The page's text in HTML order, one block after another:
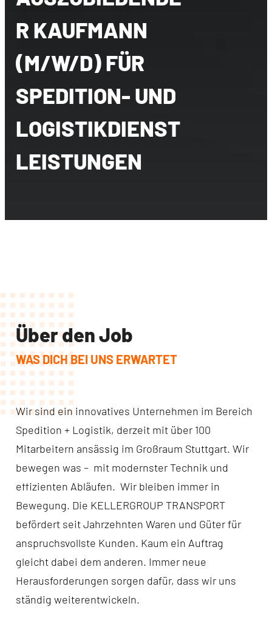
R KAUFMANN
(M/W/D) FÜR
SPEDITION- UND
LOGISTIKDIENST
LEISTUNGEN
Über den Job
WAS DICH BEI UNS ERWARTET
Wir sind ein innovatives Unternehmen im Bereich
Spedition + Logistik, derzeit mit über 100
Mitarbeitern ansässig im Großraum Stuttgart. Wir
bewegen was – mit modernster Technik und
effizienten Abläufen. Wir bleiben immer in
Bewegung. Die KELLERGROUP TRANSPORT
befördert seit Jahrzehnten Waren und Güter für
anspruchsvollste Kunden. Kaum ein Auftrag
gleicht dabei dem anderen. Immer neue
Herausforderungen sorgen dafür, dass wir uns
ständig weiterentwickeln.